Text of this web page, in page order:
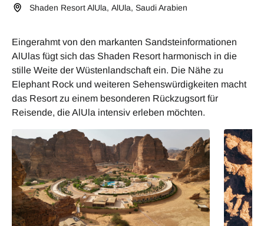
Shaden Resort AlUla,AlUla,Saudi Arabien
Eingerahmt von den markanten Sandsteinformationen
AlUlas fügt sich das Shaden Resort harmonisch in die
stille Weite der Wüstenlandschaft ein. Die Nähe zu
Elephant Rock und weiteren Sehenswürdigkeiten macht
das Resort zu einem besonderen Rückzugsort für
Reisende, die AlUla intensiv erleben möchten.